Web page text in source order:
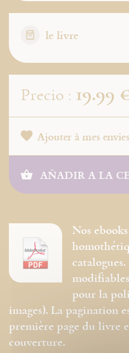
le livre
Precio : 19.99
Ajouter à mes envies
AÑADIR A LA
Nos
pour la
images). La pagination
première page du livre
couverture.